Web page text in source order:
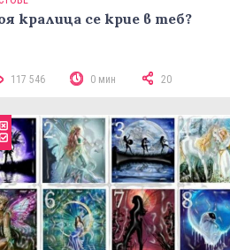
кралица се крие в теб?
117 546 0 мин 20